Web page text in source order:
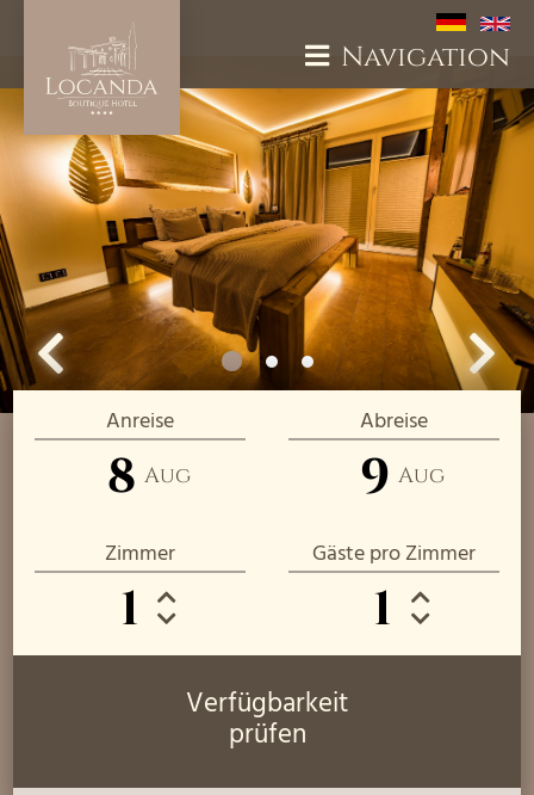
Navigation
Anreise
8 Aug
Abreise
9 Aug
Zimmer
1
Gäste pro Zimmer
1
Verfügbarkeit
prüfen